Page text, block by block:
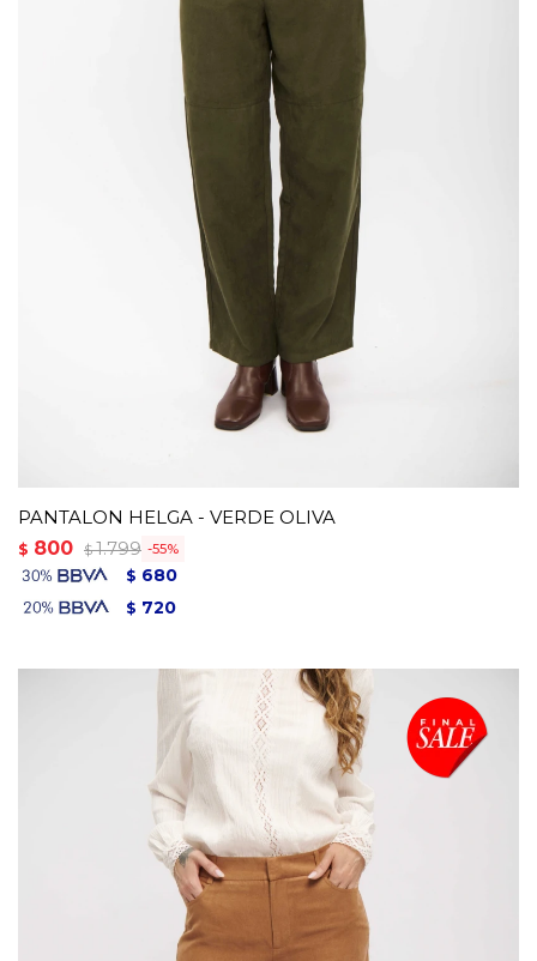
PANTALON HELGA - VERDE OLIVA
$ 800 $ 1.799 55
$ 680
$ 720